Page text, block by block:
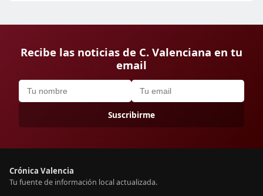
Recibe las noticias de C. Valenciana en tu
email
Suscribirme
Crónica Valencia
Tu fuente de información local actualizada.